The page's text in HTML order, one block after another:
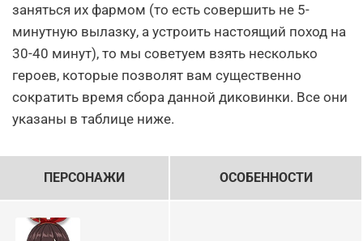
заняться их фармом (то есть совершить не 5-
минутную вылазку, а устроить настоящий поход на
30-40 минут), то мы советуем взять несколько
героев, которые позволят вам существенно
сократить время сбора данной диковинки. Все они
указаны в таблице ниже.
ПЕРСОНАЖИ ОСОБЕННОСТИ